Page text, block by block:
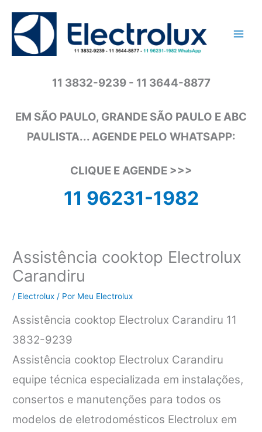
conteúdo
11 3832-9239 - 11 3644-8877
EM SÃO PAULO, GRANDE SÃO PAULO E ABC
PAULISTA... AGENDE PELO WHATSAPP:
CLIQUE E AGENDE >>>
11 96231-1982
Assistência cooktop Electrolux
Carandiru
/ Electrolux / Por Meu Electrolux
Assistência cooktop Electrolux Carandiru 11
3832-9239
Assistência cooktop Electrolux Carandiru
equipe técnica especializada em instalações,
consertos e manutenções para todos os
modelos de eletrodomésticos Electrolux em